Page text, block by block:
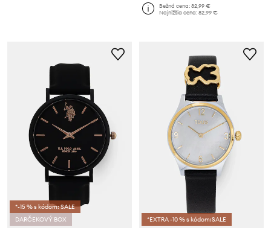
Bežná cena:82,99 €
Najnižšia cena:82,99 €
*-15 % s kódom: SALE
DARČEKOVÝ BOX
*EXTRA -10 % s kódom:SALE